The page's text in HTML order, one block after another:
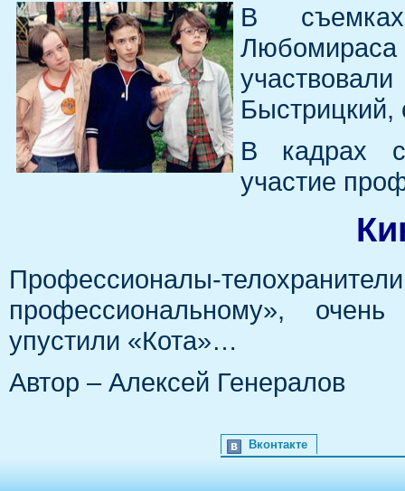
В
Быстрицкий,
В кадрах с
участие
Профессионалы-
профессиональному»,
упустили «Кота»…
Автор – Алексей Генералов
Вконтакте